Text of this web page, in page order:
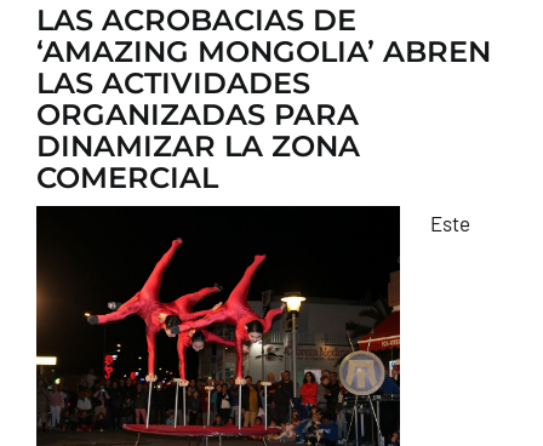
LAS ACROBACIAS DE
‘AMAZING MONGOLIA’ ABREN
LAS ACTIVIDADES
ORGANIZADAS PARA
DINAMIZAR LA ZONA
COMERCIAL
Este